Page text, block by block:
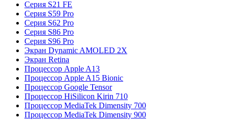
Серия S21 FE
Серия S59 Pro
Серия S62 Pro
Серия S86 Pro
Серия S96 Pro
Экран Dynamic AMOLED 2X
Экран Retina
Процессор Apple A13
Процессор Apple A15 Bionic
Процессор Google Tensor
Процессор HiSilicon Kirin 710
Процессор MediaTek Dimensity 700
Процессор MediaTek Dimensity 900